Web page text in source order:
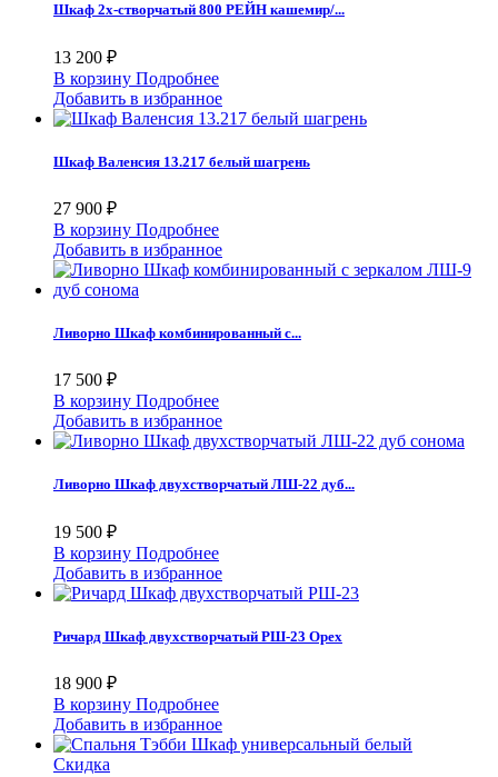
Шкаф 2х-створчатый 800 РЕЙН кашемир/...
13 200 ₽
В корзину Подробнее
Добавить в избранное
Шкаф Валенсия 13.217 белый шагрень
27 900 ₽
В корзину Подробнее
Добавить в избранное
Ливорно Шкаф комбинированный с...
17 500 ₽
В корзину Подробнее
Добавить в избранное
Ливорно Шкаф двухстворчатый ЛШ-22 дуб...
19 500 ₽
В корзину Подробнее
Добавить в избранное
Ричард Шкаф двухстворчатый РШ-23 Орех
18 900 ₽
В корзину Подробнее
Добавить в избранное
Скидка